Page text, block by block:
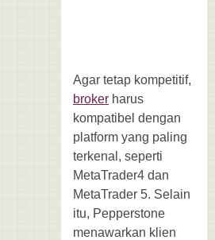
Agar tetap kompetitif,
broker harus
kompatibel dengan
platform yang paling
terkenal, seperti
MetaTrader4 dan
MetaTrader 5. Selain
itu, Pepperstone
menawarkan klien